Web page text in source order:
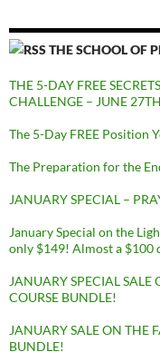
THE SCHOOL OF
THE 5-DAY FREE
CHALLENGE – JUNE
The 5-Day FREE Position
The Preparation for the
JANUARY SPECIAL –
January Special on the
only $149! Almost a $100
JANUARY SPECIAL SALE
COURSE BUNDLE!
JANUARY SALE ON THE
BUNDLE!